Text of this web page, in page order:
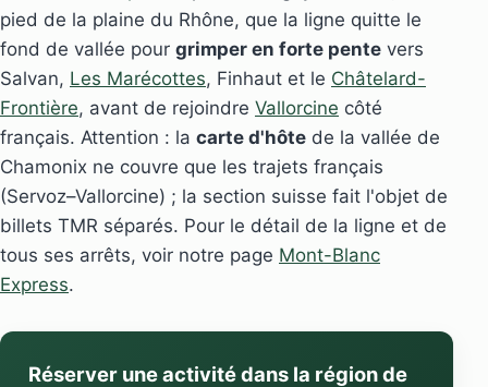
pied de la plaine du Rhône, que la ligne quitte le
fond de vallée pour grimper en forte pente vers
Salvan, Les Marécottes, Finhaut et le Châtelard-
Frontière, avant de rejoindre Vallorcine côté
français. Attention : la carte d'hôte de la vallée de
Chamonix ne couvre que les trajets français
(Servoz–Vallorcine) ; la section suisse fait l'objet de
billets TMR séparés. Pour le détail de la ligne et de
tous ses arrêts, voir notre page Mont-Blanc
Express.
Réserver une activité dans la région de